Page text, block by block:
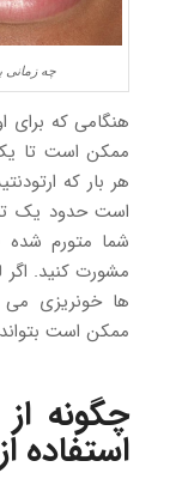
چه زمانی
هنگامی که برای
ممکن است تا
هر بار که
است حدود یک تا
شما متورم شده
مشورت کنید.
ها خونریزی می
ممکن است بتواند
چگونه
استفاده